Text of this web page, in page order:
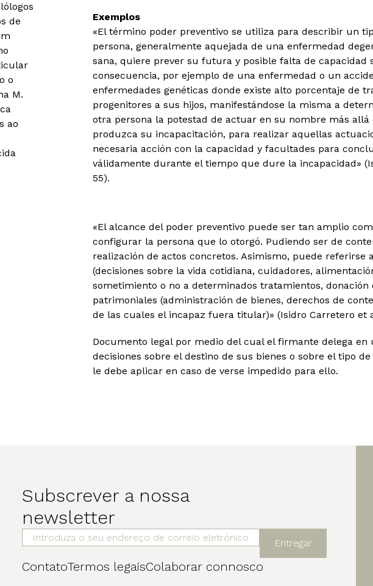
de
o
M.
ao
Exemplos
«El término poder preventivo se utiliza para describir un
persona, generalmente aquejada de una enfermedad
sana, quiere prever su futura y posible falta de capacidad
consecuencia, por ejemplo de una enfermedad o un
enfermedades genéticas donde existe alto porcentaje de
progenitores a sus hijos, manifestándose la misma a
otra persona la potestad de actuar en su nombre más
produzca su incapacitación, para realizar aquellas
necesaria acción con la capacidad y facultades para
válidamente durante el tiempo que dure la incapacidad»
55).
«El alcance del poder preventivo puede ser tan amplio
configurar la persona que lo otorgó. Pudiendo ser de
realización de actos concretos. Asimismo, puede referirse
(decisiones sobre la vida cotidiana, cuidadores,
sometimiento o no a determinados tratamientos, donación
patrimoniales (administración de bienes, derechos de
de las cuales el incapaz fuera titular)» (Isidro Carretero et
Documento legal por medio del cual el firmante delega
decisiones sobre el destino de sus bienes o sobre el tipo
le debe aplicar en caso de verse impedido para ello.
Subscrever a nossa
newsletter
Entregar
ContatoTermos legaisColaborar connosco